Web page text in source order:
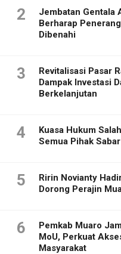
2
Jembatan Gentala
Berharap
Dibenahi
3
Revitalisasi Pasar
Dampak Investasi
Berkelanjutan
4
Kuasa Hukum
Semua Pihak
5
Ririn Novianty
Dorong Perajin
6
Pemkab Muaro
MoU, Perkuat
Masyarakat